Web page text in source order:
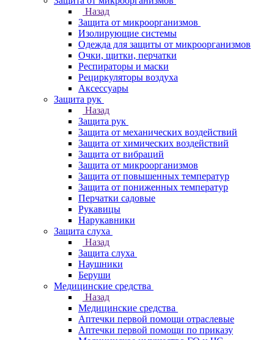
Назад
Защита от микроорганизмов
Изолирующие системы
Одежда для защиты от микроорганизмов
Очки, щитки, перчатки
Респираторы и маски
Рециркуляторы воздуха
Аксессуары
Защита рук
Назад
Защита рук
Защита от механических воздействий
Защита от химических воздействий
Защита от вибраций
Защита от микроорганизмов
Защита от повышенных температур
Защита от пониженных температур
Перчатки садовые
Рукавицы
Нарукавники
Защита слуха
Назад
Защита слуха
Наушники
Беруши
Медицинские средства
Назад
Медицинские средства
Аптечки первой помощи отраслевые
Аптечки первой помощи по приказу